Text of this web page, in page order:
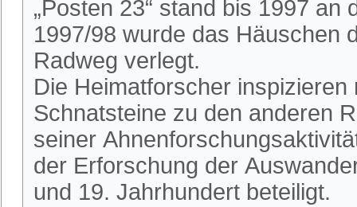
„Posten 23“ stand bis 1997
1997/98 wurde das Häuschen
Radweg verlegt.
Die Heimatforscher
Schnatsteine zu den anderen
seiner
der Erforschung der
und 19. Jahrhundert beteiligt.